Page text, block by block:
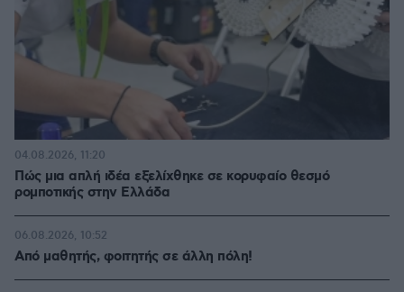
Πώς μια απλή ιδέα εξελίχθηκε σε κορυφαίο θεσμό
ρομποτικής στην Ελλάδα
04.08.2026, 11:20
Από μαθητής, φοιτητής σε άλλη πόλη!
06.08.2026, 10:52